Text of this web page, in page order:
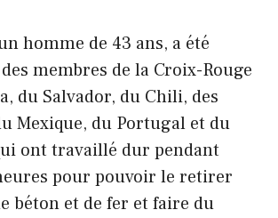
homme de 43 ans, a été
membres de la Croix-Rouge
du Salvador, du Chili, des
Mexique, du Portugal et du
ont travaillé dur pendant
pour pouvoir le retirer
béton et de fer et faire du